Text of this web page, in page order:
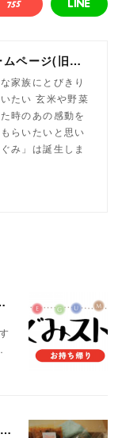
【公式】めぐみの杜ホームページ(旧自然食工房）
家族にとびきり
たい 玄米や野菜
時のあの感動を
らいたいと思い
み」は誕生しま
時オープン
めぐみストアー（冷凍）オープン❤感謝企画